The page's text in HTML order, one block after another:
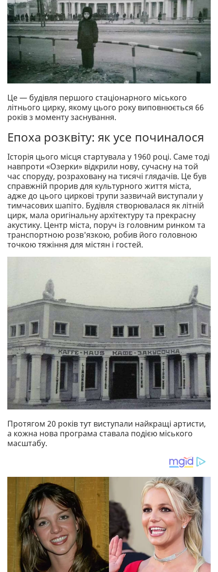
Це — будівля першого стаціонарного міського
літнього цирку, якому цього року виповнюється 66
років з моменту заснування.
Епоха розквіту: як усе починалося
Історія цього місця стартувала у 1960 році. Саме тоді
навпроти «Озерки» відкрили нову, сучасну на той
час споруду, розраховану на тисячі глядачів. Це був
справжній прорив для культурного життя міста,
адже до цього циркові трупи зазвичай виступали у
тимчасових шапіто. Будівля створювалася як літній
цирк, мала оригінальну архітектуру та прекрасну
акустику. Центр міста, поруч із головним ринком та
транспортною розв'язкою, робив його головною
точкою тяжіння для містян і гостей.
Протягом 20 років тут виступали найкращі артисти,
а кожна нова програма ставала подією міського
масштабу.